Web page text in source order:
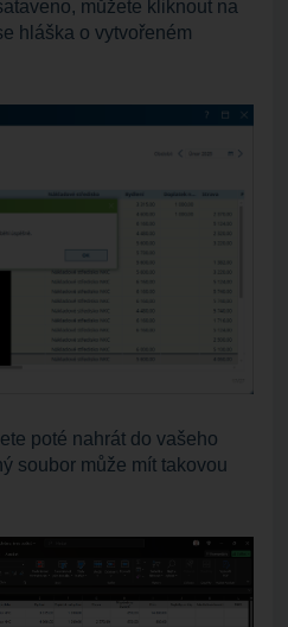
můžete kliknout na
hláška o vytvořeném
poté nahrát do vašeho
soubor může mít takovou